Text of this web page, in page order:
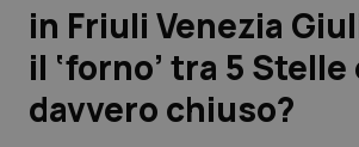
Studi e Analisi
Lettere al direttore
in Friuli Venezia
il ‘forno’ tra 5 Stelle
davvero chiuso?